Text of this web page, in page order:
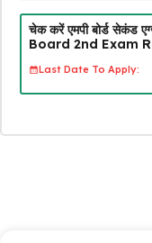
चेक करें एमपी बोर्ड सेकंड
Board 2nd Exam
Last Date To Apply: